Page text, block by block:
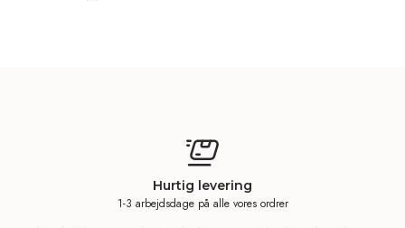
Hurtig levering
1-3 arbejdsdage på alle vores ordrer